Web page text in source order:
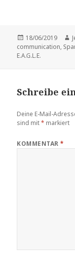
Veröffentlicht
am
18/06/2019
communication,
E.A.G.L.E.
Schreibe
Deine E-Mail-
sind mit* markiert
KOMMENTAR*